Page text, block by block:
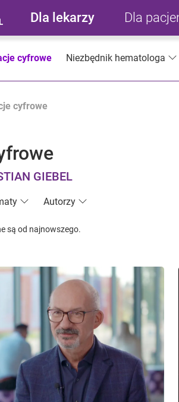
Dla lekarzy Dla
cyfrowe Niezbędnik hematologa
cyfrowe
GIEBEL
Autorzy
są od najnowszego.